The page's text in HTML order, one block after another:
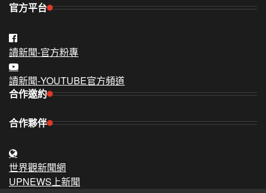
官方平台
讀新聞-官方粉專
讀新聞-YOUTUBE官方頻道
合作邀約
合作夥伴
世界觀新聞網
UPNEWS上新聞